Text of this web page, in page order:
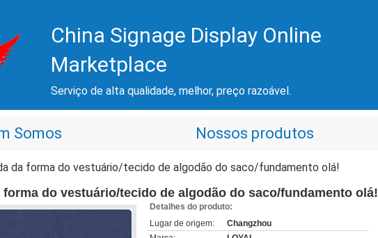
China Signage Display Online
Marketplace
Serviço de alta qualidade, melhor, preço razoável.
Somos Nossos produtos
da forma do vestuário/tecido de algodão do saco/fundamento olá!
forma do vestuário/tecido de algodão do saco/fundamento olá!
Detalhes do produto:
Lugar de origem:
Changzhou